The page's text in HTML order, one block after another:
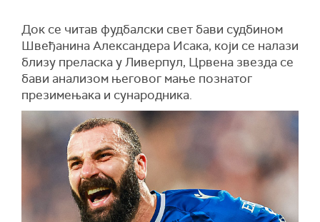
Док се читав фудбалски свет бави судбином
Швеђанина Александера Исака, који се налази
близу преласка у Ливерпул, Црвена звезда се
бави анализом његовог мање познатог
презимењака и сународника.